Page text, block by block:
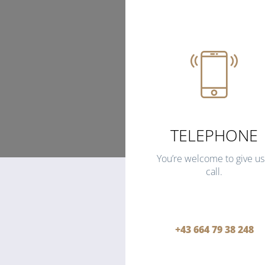
TELEPHONE
You’re welcome to give
call.
+43 664 79 38 248